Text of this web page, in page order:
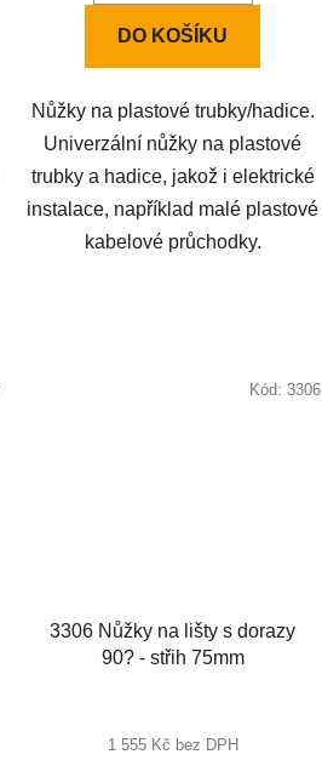
DO KOŠÍKU
Nůžky na plastové trubky/hadice.
Univerzální nůžky na plastové
trubky a hadice, jakož i elektrické
instalace, například malé plastové
kabelové průchodky.
3306 Nůžky na lišty s dorazy
90? - střih 75mm
1 555 Kč bez DPH
Kód: 3306